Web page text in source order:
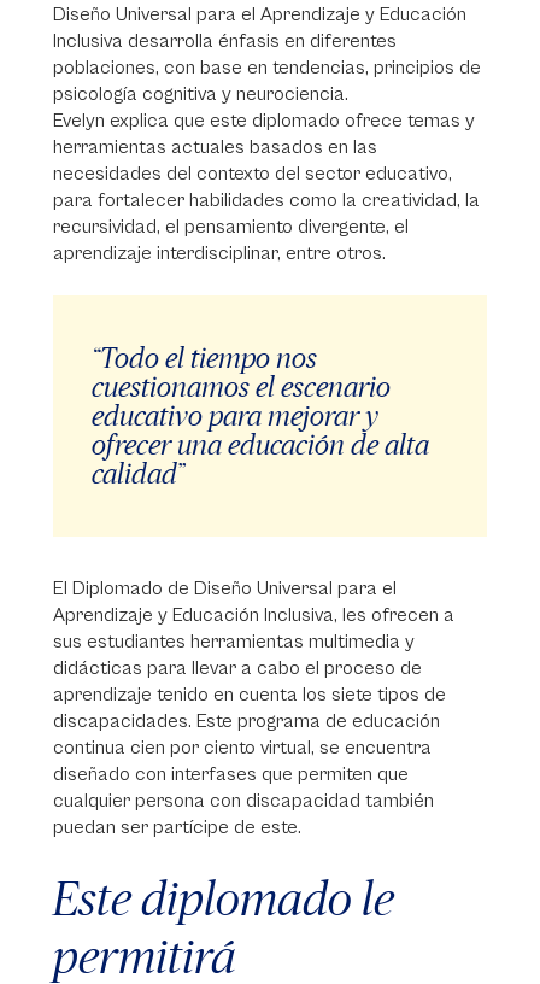
Diseño Universal para el Aprendizaje y Educación
Inclusiva desarrolla énfasis en diferentes
poblaciones, con base en tendencias, principios de
psicología cognitiva y neurociencia.
Evelyn explica que este diplomado ofrece temas y
herramientas actuales basados en las
necesidades del contexto del sector educativo,
para fortalecer habilidades como la creatividad, la
recursividad, el pensamiento divergente, el
aprendizaje interdisciplinar, entre otros.
“Todo el tiempo nos
cuestionamos el escenario
educativo para mejorar y
ofrecer una educación de alta
calidad”
El Diplomado de Diseño Universal para el
Aprendizaje y Educación Inclusiva, les ofrecen a
sus estudiantes herramientas multimedia y
didácticas para llevar a cabo el proceso de
aprendizaje tenido en cuenta los siete tipos de
discapacidades. Este programa de educación
continua cien por ciento virtual, se encuentra
diseñado con interfases que permiten que
cualquier persona con discapacidad también
puedan ser partícipe de este.
Este diplomado le
permitirá